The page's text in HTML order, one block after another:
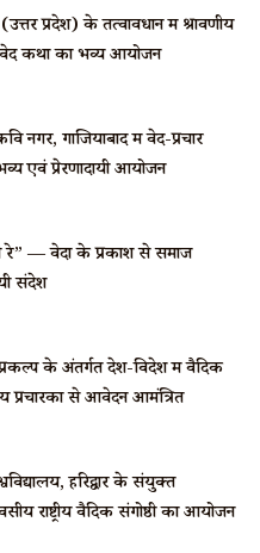
प्रदेश) के तत्वावधान में श्रावणीय
वेद कथा का भव्य आयोजन
नगर, गाजियाबाद में वेद-प्रचार
एवं प्रेरणादायी आयोजन
रे” — वेदों के प्रकाश से समाज
संदेश
के अंतर्गत देश-विदेश में वैदिक
प्रचारकों से आवेदन आमंत्रित
हरिद्वार के संयुक्त
राष्ट्रीय वैदिक संगोष्ठी का आयोजन